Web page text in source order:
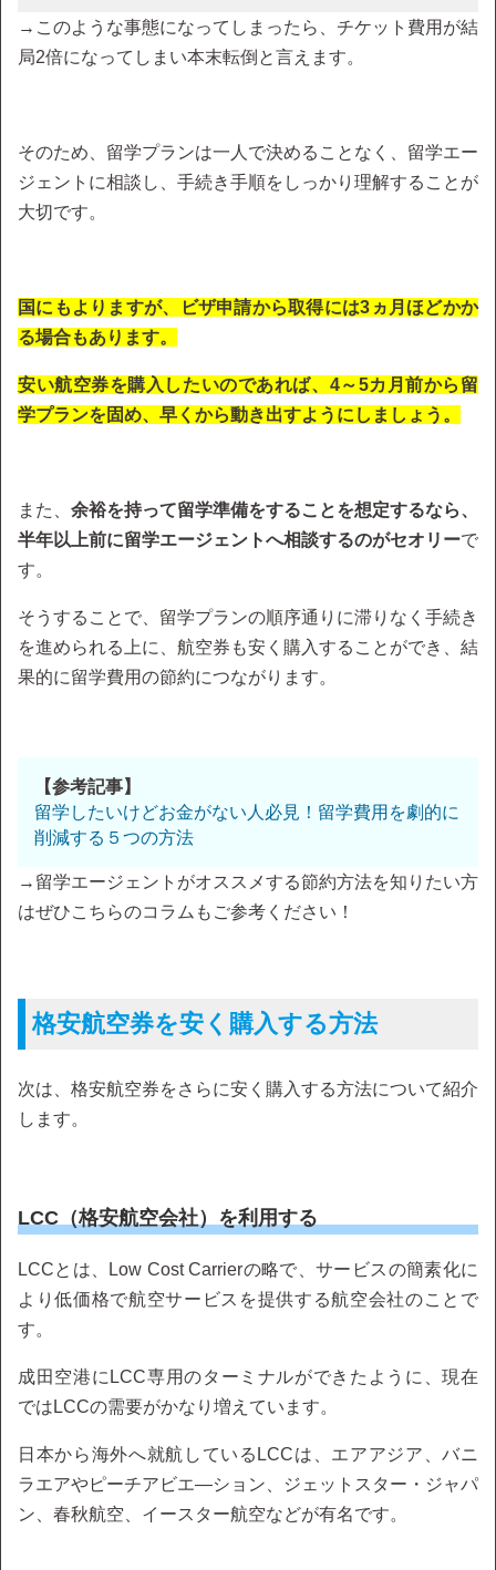
→このような事態になってしまったら、チケット費用が結
局2倍になってしまい本末転倒と言えます。
そのため、留学プランは一人で決めることなく、留学エー
ジェントに相談し、手続き手順をしっかり理解することが
大切です。
国にもよりますが、ビザ申請から取得には3ヵ月ほどかか
る場合もあります。
安い航空券を購入したいのであれば、4～5カ月前から留
学プランを固め、早くから動き出すようにしましょう。
また、 余裕を持って留学準備をすることを想定するなら、
半年以上前に留学エージェントへ相談するのがセオリーで
す。
そうすることで、留学プランの順序通りに滞りなく手続き
を進められる上に、航空券も安く購入することができ、結
果的に留学費用の節約につながります。
【参考記事】
留学したいけどお金がない人必見！留学費用を劇的に
削減する５つの方法
→留学エージェントがオススメする節約方法を知りたい方
はぜひこちらのコラムもご参考ください！
格安航空券を安く購入する方法
次は、格安航空券をさらに安く購入する方法について紹介
します。
LCC（格安航空会社）を利用する
LCCとは、Low Cost Carrierの略で、サービスの簡素化に
より低価格で航空サービスを提供する航空会社のことで
す。
成田空港にLCC専用のターミナルができたように、現在
ではLCCの需要がかなり増えています。
日本から海外へ就航しているLCCは、エアアジア、バニ
ラエアやピーチアビエ―ション、ジェットスター・ジャパ
ン、春秋航空、イースター航空などが有名です。